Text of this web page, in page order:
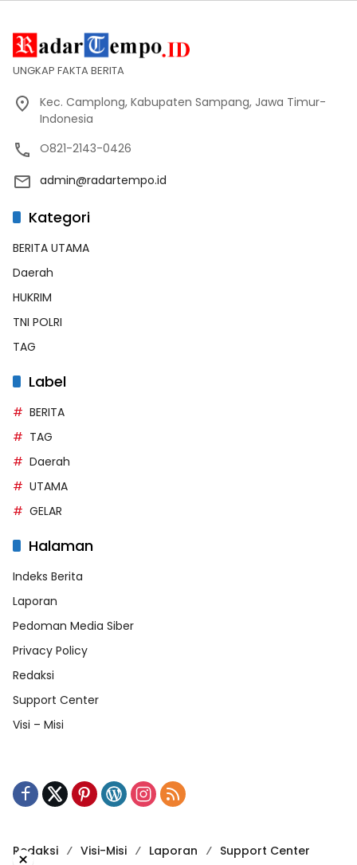
UNGKAP FAKTA BERITA
Kec. Camplong, Kabupaten Sampang, Jawa Timur-
Indonesia
O821-2143-0426
admin@radartempo.id
Kategori
BERITA UTAMA
Daerah
HUKRIM
TNI POLRI
TAG
Label
BERITA
TAG
Daerah
UTAMA
GELAR
Halaman
Indeks Berita
Laporan
Pedoman Media Siber
Privacy Policy
Redaksi
Support Center
Visi – Misi
Redaksi Visi-Misi Laporan Support Center
×